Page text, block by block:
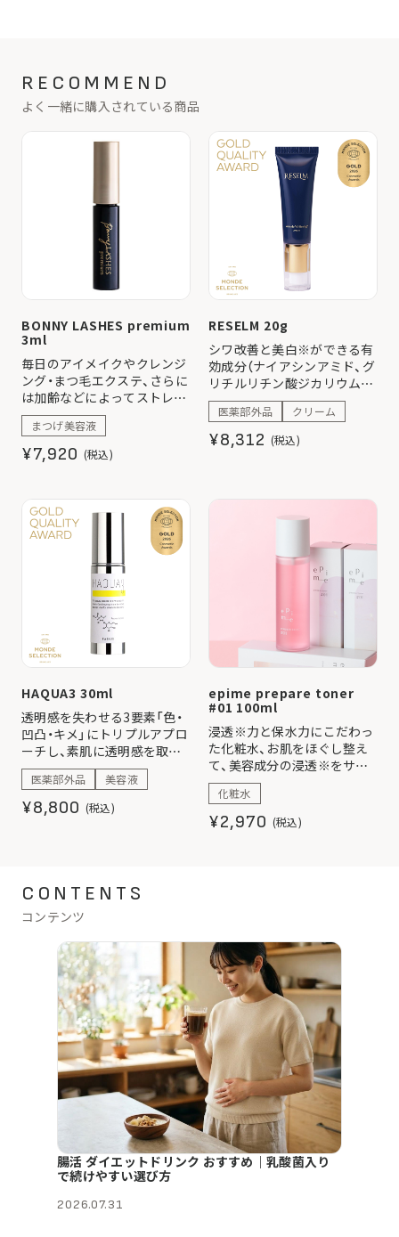
RECOMMEND
よく一緒に購入されている商品
BONNY LASHES premium
3ml
毎日のアイメイクやクレンジ
ング・まつ毛エクステ、さらに
は加齢などによってストレス
やダメージを感じてしまった
まつ毛を優しくケア。
まつげ美容液
¥7,920 (税込)
RESELM 20g
シワ改善と美白※ができる有
効成分（ナイアシンアミド、グ
リチルリチン酸ジカリウム）
配合の美容クリームです。 ホ
ワイトフローラルのさりげな
い香りで気分もリフレッシ
ュ。
医薬部外品 クリーム
¥8,312 (税込)
HAQUA3 30ml
透明感を失わせる3要素「色・
凹凸・キメ」にトリプルアプロ
ーチし、素肌に透明感を取り
戻す新発想の美白(*)美容液。
(*)メラニンの生成を抑え、シ
ミ・そばかすを防ぐ
医薬部外品 美容液
¥8,800 (税込)
epime prepare toner
#01 100ml
浸透※力と保水力にこだわっ
た化粧水、お肌をほぐし整え
て、美容成分の浸透※をサポ
ート ※角質層まで
化粧水
¥2,970 (税込)
CONTENTS
コンテンツ
腸活 ダイエットドリンク おすすめ｜乳酸菌入り
で続けやすい選び方
2026.07.31